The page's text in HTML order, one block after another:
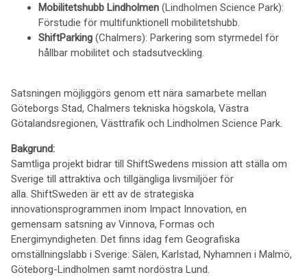
Mobilitetshubb Lindholmen (Lindholmen Science Park):
Förstudie för multifunktionell mobilitetshubb.
ShiftParking (Chalmers): Parkering som styrmedel för
hållbar mobilitet och stadsutveckling.
Satsningen möjliggörs genom ett nära samarbete mellan
Göteborgs Stad, Chalmers tekniska högskola, Västra
Götalandsregionen, Västtrafik och Lindholmen Science Park.
Bakgrund:
Samtliga projekt bidrar till ShiftSwedens mission att ställa om
Sverige till attraktiva och tillgängliga livsmiljöer för
alla. ShiftSweden är ett av de strategiska
innovationsprogrammen inom Impact Innovation, en
gemensam satsning av Vinnova, Formas och
Energimyndigheten. Det finns idag fem Geografiska
omställningslabb i Sverige: Sälen, Karlstad, Nyhamnen i Malmö,
Göteborg-Lindholmen samt nordöstra Lund.